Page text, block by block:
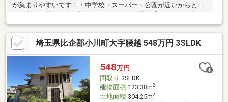
が集まりやすいです！・中学校・スーパー・公園が近いからとて
良いです。【弊社では以下の５つのことをお客様にお約束いたし
ます】1.物件の善し悪しは全て正直にお話しします。2.無理な売り
込みや契約の催促、突然の訪問等、しつこい営業はいたしませ
ん。3.契約したら終わりではなくお引き渡し後、お引越し後もお
客様のパートナーであること。4.ウソやおとり広告は一切使いま
せん。(データ更新は迅速に行います。）5.お客様の個人情報は細
心の注意を払って取り扱います。
埼玉県比企郡小川町大字腰越 548万円 3SLDK
548万円
間取り 3SLDK
建物面積123.38m2
土地面積304.25m2